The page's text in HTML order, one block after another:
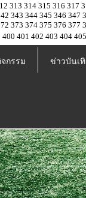
313 314 315 316 317
343 344 345 346 347
373 374 375 376 377
400 401 402 403 404
กรรม ข่าวบันเ